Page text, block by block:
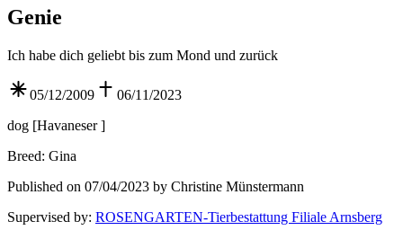
Genie
Ich habe dich geliebt bis zum Mond und zurück
05/12/2009
06/11/2023
dog [Havaneser]
Breed: Gina
Published on 07/04/2023 by Christine Münstermann
Supervised by: ROSENGARTEN-Tierbestattung Filiale Arnsberg